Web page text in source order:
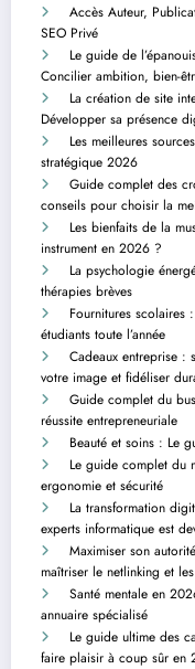
Accès Auteur,
SEO Privé
Le guide de
Concilier ambition, bien-
La création de site
Développer sa présence
Les meilleures
stratégique 2026
Guide complet des
conseils pour choisir la
Les bienfaits de la
instrument en 2026 ?
La psychologie
thérapies brèves
Fournitures
étudiants toute l’année
Cadeaux entreprise :
votre image et fidéliser
Guide complet du
réussite entrepreneuriale
Beauté et soins : Le
Le guide complet du
ergonomie et sécurité
La transformation
experts informatique est
Maximiser son
maîtriser le netlinking et
Santé mentale en
annuaire spécialisé
Le guide ultime des
faire plaisir à coup sûr en